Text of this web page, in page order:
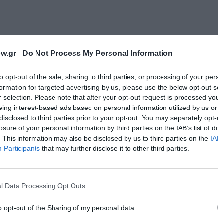
- Do Not Process My Personal Information
opt-out of the sale, sharing to third parties, or processing of your
for targeted advertising by us, please use the below opt-out
selection. Please note that after your opt-out request is processed
interest-based ads based on personal information utilized by us
to third parties prior to your opt-out. You may separately
of your personal information by third parties on the IAB’s list of
This information may also be disclosed by us to third parties on the
Participants that may further disclose it to other third parties.
Data Processing Opt Outs
opt-out of the Sharing of my personal data.
Τοποθεσία:
Μουσείο Κυκλαδικής Τέχνης, Νεοφύτου Δούκα 4,
Μουσείο Κυκλαδικής Τέχνης
πρώτοι όλες τις ειδήσεις
στοCulturenow.gr